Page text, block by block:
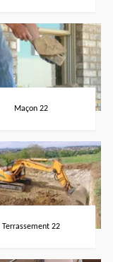
Maçon 22
Terrassement 22